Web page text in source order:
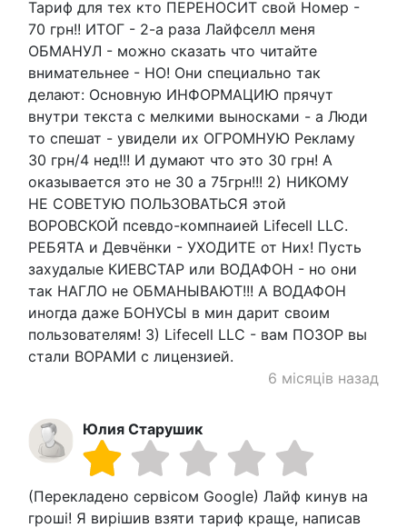
Тариф для тех кто ПЕРЕНОСИТ свой Номер -
70 грн!! ИТОГ - 2-а раза Лайфселл меня
ОБМАНУЛ - можно сказать что читайте
внимательнее - НО! Они специально так
делают: Основную ИНФОРМАЦИЮ прячут
внутри текста с мелкими выносками - а Люди
то спешат - увидели их ОГРОМНУЮ Рекламу
30 грн/4 нед!!! И думают что это 30 грн! А
оказывается это не 30 а 75грн!!! 2) НИКОМУ
НЕ СОВЕТУЮ ПОЛЬЗОВАТЬСЯ этой
ВОРОВСКОЙ псевдо-компнаией Lifecell LLC.
РЕБЯТА и Девчёнки - УХОДИТЕ от Них! Пусть
захудалые КИЕВСТАР или ВОДАФОН - но они
так НАГЛО не ОБМАНЫВАЮТ!!! А ВОДАФОН
иногда даже БОНУСЫ в мин дарит своим
пользователям! 3) Lifecell LLC - вам ПОЗОР вы
стали ВОРАМИ с лицензией.
6 місяців назад
Юлия Старушик
(Перекладено сервісом Google) Лайф кинув на
гроші! Я вирішив взяти тариф краще, написав